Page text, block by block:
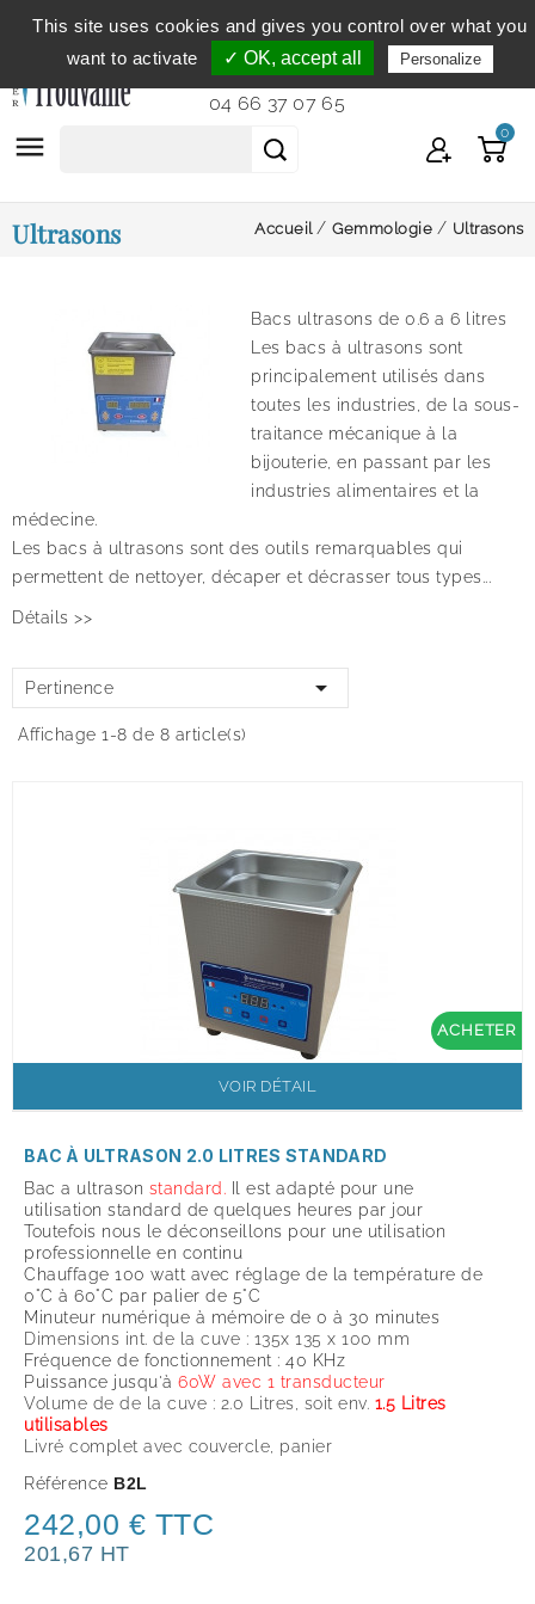
Service clientèle
du lundi au vendredi de 9h à 12h et
de 14h à 18h...
04 66 37 07 65
 0
Ultrasons Accueil Gemmologie Ultrasons
Bacs ultrasons de 0.6 a 6 litres
Les bacs à ultrasons sont
principalement utilisés dans
toutes les industries, de la sous-
traitance mécanique à la
bijouterie, en passant par les
industries alimentaires et la
médecine.
Les bacs à ultrasons sont des outils remarquables qui
permettent de nettoyer, décaper et décrasser tous types...
Détails >>
Pertinence 
Affichage 1-8 de 8 article(s)
ACHETER
VOIR DÉTAIL
BAC À ULTRASON 2.0 LITRES STANDARD
Bac a ultrason standard.
Il est adapté pour une
utilisation standard de quelques heures par jour
Toutefois nous le déconseillons pour une utilisation
professionnelle en continu
Chauffage 100 watt avec réglage de la température de
0°C à 60°C par palier de 5°C
Minuteur numérique à mémoire de 0 à 30 minutes
Dimensions int. de la cuve : 135x 135 x 100 mm
Fréquence de fonctionnement : 40 KHz
Puissance jusqu'à 60W avec 1 transducteur
Volume de de la cuve : 2.0 Litres, soit env. 1.5 Litres
utilisables
Livré complet avec couvercle, panier
Référence B2L
242,00 € TTC
201,67 HT
This site uses cookies and gives you control over what you
want to activate
✓ OK, accept all Personalize